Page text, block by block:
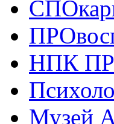
НПК
Музей